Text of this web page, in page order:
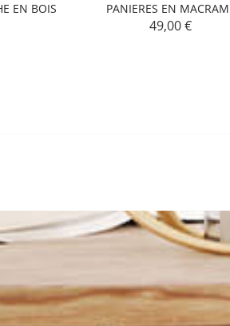
EN BOIS
PANIERES EN
Prix
49,00 €